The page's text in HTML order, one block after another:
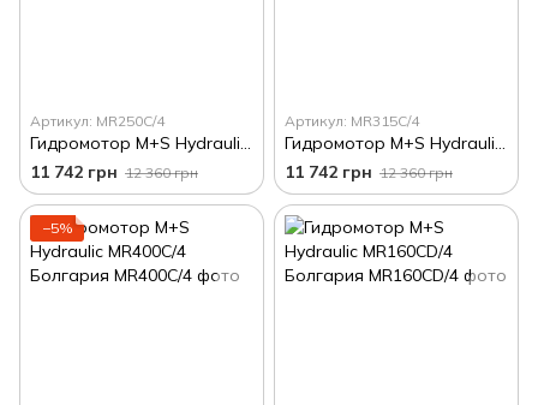
Артикул: MR250C/4
Гидромотор M+S Hydraulic MR250C/4 Болгария
11 742 грн 12 360 грн
Артикул: MR315C/4
Гидромотор M+S Hydraulic MR315C/4 Болгария
11 742 грн 12 360 грн
−5%